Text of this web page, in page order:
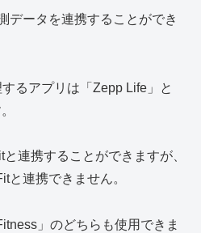
データを連携することができ
るアプリは「Zepp Life」と
連携することができますが、
と連携できません。
」のどちらも使用できま